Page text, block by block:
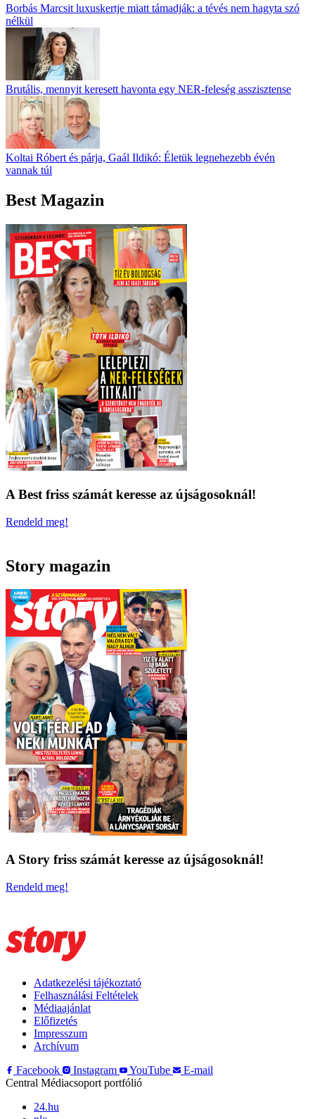
Borbás Marcsit luxuskertje miatt támadják: a tévés nem hagyta szó
nélkül
Brutális, mennyit keresett havonta egy NER-feleség asszisztense
Koltai Róbert és párja, Gaál Ildikó: Életük legnehezebb évén
vannak túl
Best Magazin
A Best friss számát keresse az újságosoknál!
Rendeld meg!
Story magazin
A Story friss számát keresse az újságosoknál!
Rendeld meg!
Adatkezelési tájékoztató
Felhasználási Feltételek
Médiaajánlat
Előfizetés
Impresszum
Archívum
Facebook
Instagram YouTube
E-mail
Central Médiacsoport portfólió
24.hu